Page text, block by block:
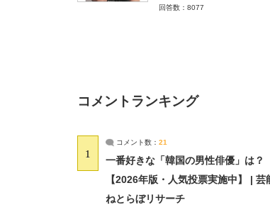
回答数：8077
コメントランキング
1
コメント数： 21
一番好きな「韓国の男性俳優」は？
【2026年版・人気投票実施中】 | 芸
ねとらぼリサーチ